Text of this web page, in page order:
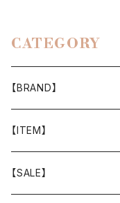
CATEGORY
【BRAND】
山と道
T-SHIRT
迷迭香
【ITEM】
WEAR
【SALE】